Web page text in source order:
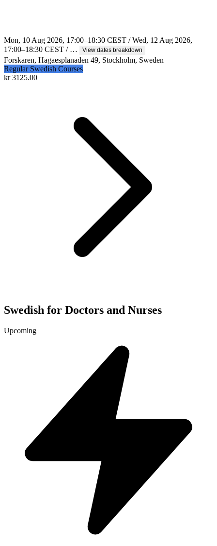
Mon, 10 Aug 2026, 17:00–18:30 CEST / Wed, 12 Aug 2026,
17:00–18:30 CEST / …
View dates breakdown
Forskaren, Hagaesplanaden 49, Stockholm, Sweden
Regular Swedish Courses
kr3125.00
Swedish for Doctors and Nurses
Upcoming